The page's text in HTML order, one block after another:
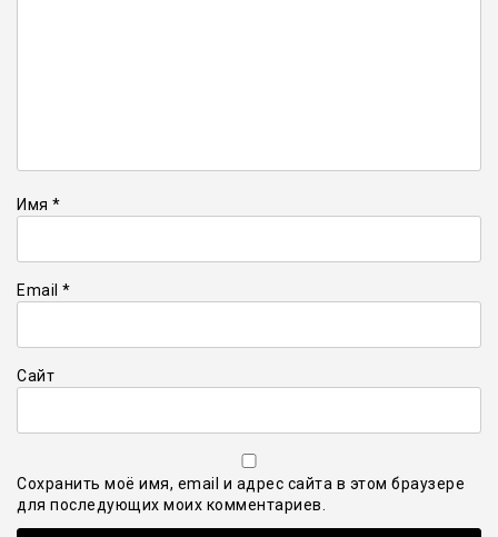
Имя *
Email *
Сайт
Сохранить моё имя, email и адрес сайта в этом браузере
для последующих моих комментариев.